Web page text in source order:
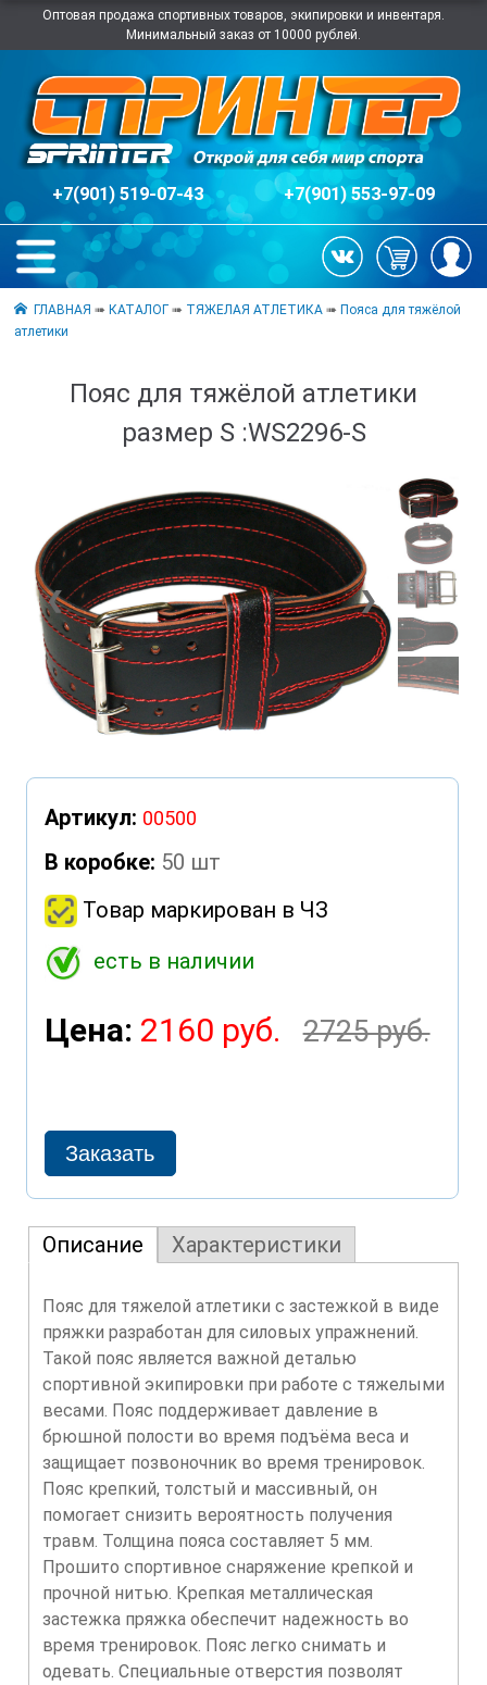
Оптовая продажа спортивных товаров, экипировки и инвентаря.
Минимальный заказ от 10000 рублей.
+7(901) 519-07-43 +7(901) 553-97-09
ГЛАВНАЯ ➠КАТАЛОГ ➠ ТЯЖЕЛАЯ АТЛЕТИКА ➠Пояса для тяжёлой
атлетики
Пояс для тяжёлой атлетики
размер S :WS2296-S
❮ ❯
Артикул: 00500
В коробке: 50 шт
Товар маркирован в ЧЗ
есть в наличии
Цена: 2160 руб. 2725 руб.
Описание Характеристики
Пояс для тяжелой атлетики с застежкой в виде
пряжки разработан для силовых упражнений.
Такой пояс является важной деталью
спортивной экипировки при работе с тяжелыми
весами. Пояс поддерживает давление в
брюшной полости во время подъёма веса и
защищает позвоночник во время тренировок.
Пояс крепкий, толстый и массивный, он
помогает снизить вероятность получения
травм. Толщина пояса составляет 5 мм.
Прошито спортивное снаряжение крепкой и
прочной нитью. Крепкая металлическая
застежка пряжка обеспечит надежность во
время тренировок. Пояс легко снимать и
одевать. Специальные отверстия позволят